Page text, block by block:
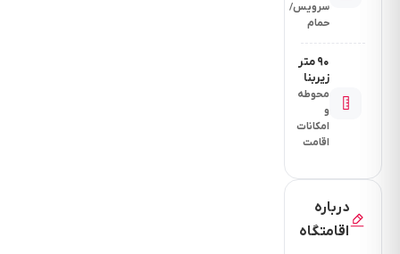
سرویس/
حمام
۹۰ متر
زیربنا
محوطه
و
امکانات
اقامت
درباره
اقامتگاه